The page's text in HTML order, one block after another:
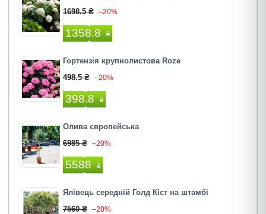
1698.5 ₴ –20%
1358.8 ₴
Гортензія крупнолистова Roze
498.5 ₴ –20%
398.8 ₴
Олива європейська
6985 ₴ –20%
5588 ₴
Ялівець середній Голд Кіст на штамбі
7560 ₴ –20%